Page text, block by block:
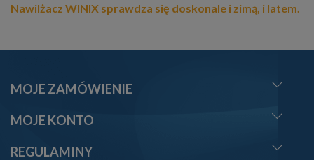
Nawilżacz WINIX sprawdza się doskonale i zimą, i latem.
MOJE ZAMÓWIENIE
MOJE KONTO
REGULAMINY